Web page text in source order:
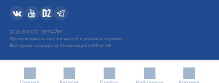
2026 © ООО "ЭРЛАЙН".
Производитель автозапчастей и автоаксессуаров.
Все права защищены. Реализация в РФ и СНГ.